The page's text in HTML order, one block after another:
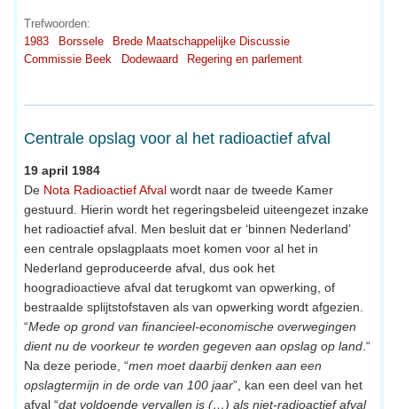
Trefwoorden:
1983
Borssele
Brede Maatschappelijke Discussie
Commissie Beek
Dodewaard Regering en parlement
Centrale opslag voor al het radioactief afval
19 april 1984
De Nota Radioactief Afval wordt naar de tweede Kamer
gestuurd. Hierin wordt het regeringsbeleid uiteengezet inzake
het radioactief afval. Men besluit dat er ‘binnen Nederland’
een centrale opslagplaats moet komen voor al het in
Nederland geproduceerde afval, dus ook het
hoogradioactieve afval dat terugkomt van opwerking, of
bestraalde splijtstofstaven als van opwerking wordt afgezien.
“Mede op grond van financieel-economische overwegingen
dient nu de voorkeur te worden gegeven aan opslag op land .“
Na deze periode, “men moet daarbij denken aan een
opslagtermijn in de orde van 100 jaar”, kan een deel van het
afval “dat voldoende vervallen is (…) als niet-radioactief afval